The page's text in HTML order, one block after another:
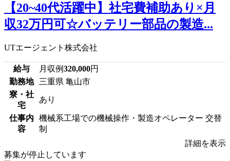
【20~40代活躍中】社宅費補助あり×月
収32万円可☆バッテリー部品の製造...
UTエージェント株式会社
給与 月収例320,000円
勤務地
三重県 亀山市
寮・社
宅
あり
仕事内
容
機械系工場での機械操作・製造オペレーター 交替
制
詳細を表示
募集が停止しています